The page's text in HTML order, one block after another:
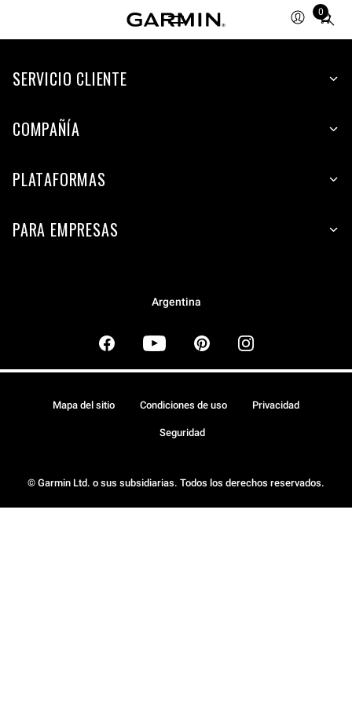
0
Total
items
cart:
SERVICIO CLIENTE
COMPAÑÍA
PLATAFORMAS
PARA EMPRESAS
Argentina
© Garmin Ltd. o sus subsidiarias. Todos los derechos reservados.
Mapa del sitio Condiciones de uso Privacidad
Seguridad